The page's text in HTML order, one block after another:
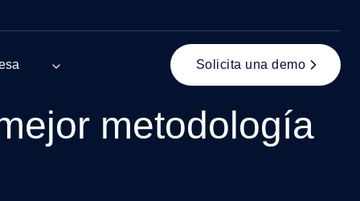
Solicita una demo
metodología